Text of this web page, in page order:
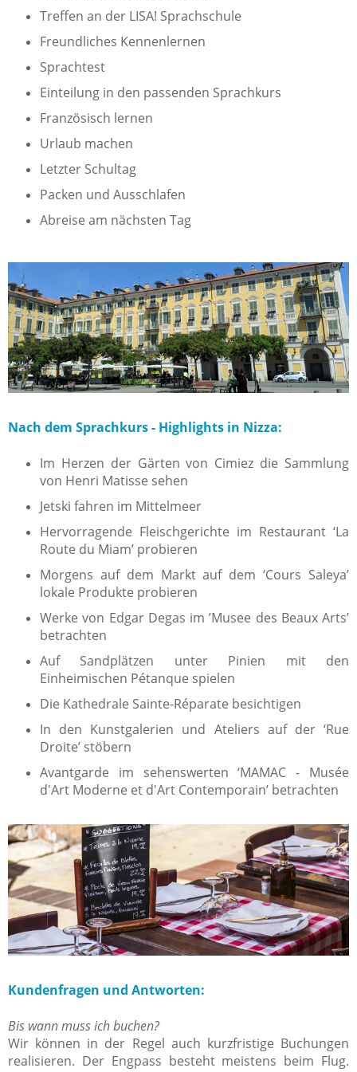
Treffen an der LISA! Sprachschule
Freundliches Kennenlernen
Sprachtest
Einteilung in den passenden Sprachkurs
Französisch lernen
Urlaub machen
Letzter Schultag
Packen und Ausschlafen
Abreise am nächsten Tag
Nach dem Sprachkurs - Highlights in Nizza:
Im Herzen der Gärten von Cimiez die Sammlung
von Henri Matisse sehen
Jetski fahren im Mittelmeer
Hervorragende Fleischgerichte im Restaurant ‘La
Route du Miam’ probieren
Morgens auf dem Markt auf dem ‘Cours Saleya’
lokale Produkte probieren
Werke von Edgar Degas im ’Musee des Beaux Arts’
betrachten
Auf Sandplätzen unter Pinien mit den
Einheimischen Pétanque spielen
Die Kathedrale Sainte-Réparate besichtigen
In den Kunstgalerien und Ateliers auf der ‘Rue
Droite’ stöbern
Avantgarde im sehenswerten ‘MAMAC - Musée
d'Art Moderne et d'Art Contemporain’ betrachten
Kundenfragen und Antworten:
Bis wann muss ich buchen?
Wir können in der Regel auch kurzfristige Buchungen
realisieren. Der Engpass besteht meistens beim Flug.